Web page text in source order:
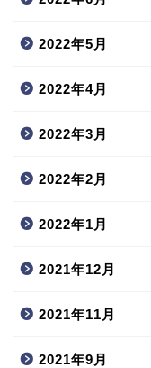
2022年5月
2022年4月
2022年3月
2022年2月
2022年1月
2021年12月
2021年11月
2021年9月